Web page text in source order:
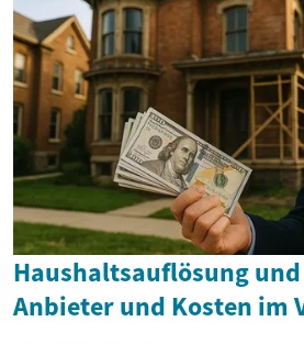
Haushaltsauflösung
Anbieter und Kosten im